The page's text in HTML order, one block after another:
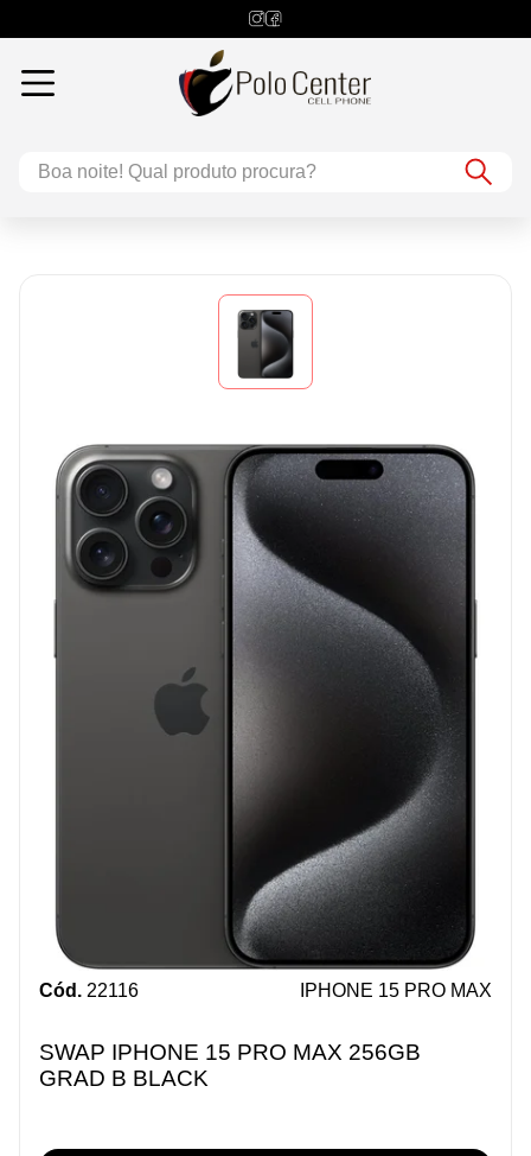
Cód. 22116 IPHONE 15 PRO MAX
SWAP IPHONE 15 PRO MAX 256GB
GRAD B BLACK